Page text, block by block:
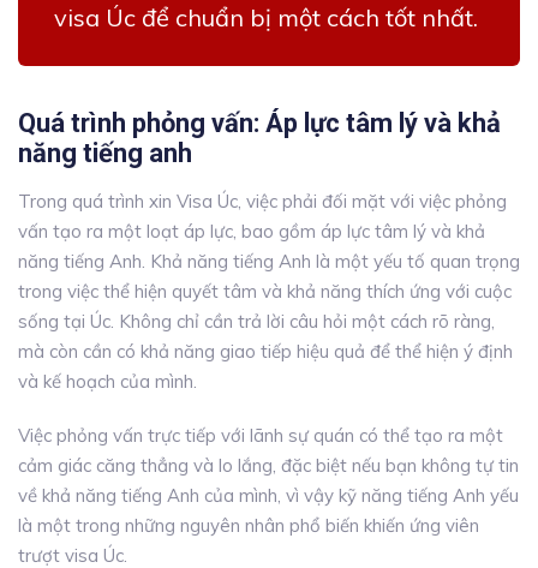
visa Úc để chuẩn bị một cách tốt nhất.
Quá trình phỏng vấn: Áp lực tâm lý và khả
năng tiếng anh
Trong quá trình xin Visa Úc, việc phải đối mặt với việc phỏng
vấn tạo ra một loạt áp lực, bao gồm áp lực tâm lý và khả
năng tiếng Anh. Khả năng tiếng Anh là một yếu tố quan trọng
trong việc thể hiện quyết tâm và khả năng thích ứng với cuộc
sống tại Úc. Không chỉ cần trả lời câu hỏi một cách rõ ràng,
mà còn cần có khả năng giao tiếp hiệu quả để thể hiện ý định
và kế hoạch của mình.
Việc phỏng vấn trực tiếp với lãnh sự quán có thể tạo ra một
cảm giác căng thẳng và lo lắng, đặc biệt nếu bạn không tự tin
về khả năng tiếng Anh của mình, vì vậy kỹ năng tiếng Anh yếu
là một trong những nguyên nhân phổ biến khiến ứng viên
trượt visa Úc.